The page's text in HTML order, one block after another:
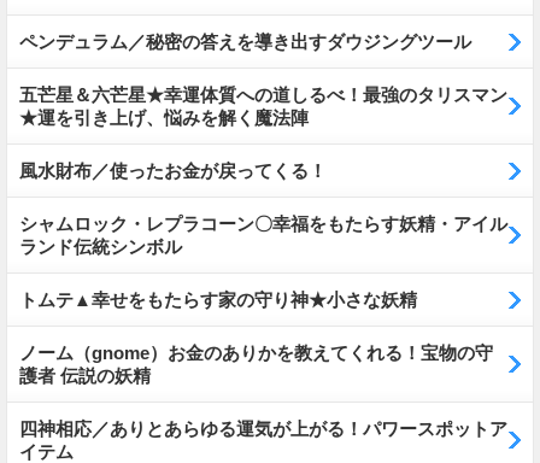
ペンデュラム／秘密の答えを導き出すダウジングツール
五芒星＆六芒星★幸運体質への道しるべ！最強のタリスマン
★運を引き上げ、悩みを解く魔法陣
風水財布／使ったお金が戻ってくる！
シャムロック・レプラコーン〇幸福をもたらす妖精・アイル
ランド伝統シンボル
トムテ▲幸せをもたらす家の守り神★小さな妖精
ノーム（gnome）お金のありかを教えてくれる！宝物の守
護者 伝説の妖精
四神相応／ありとあらゆる運気が上がる！パワースポットア
イテム